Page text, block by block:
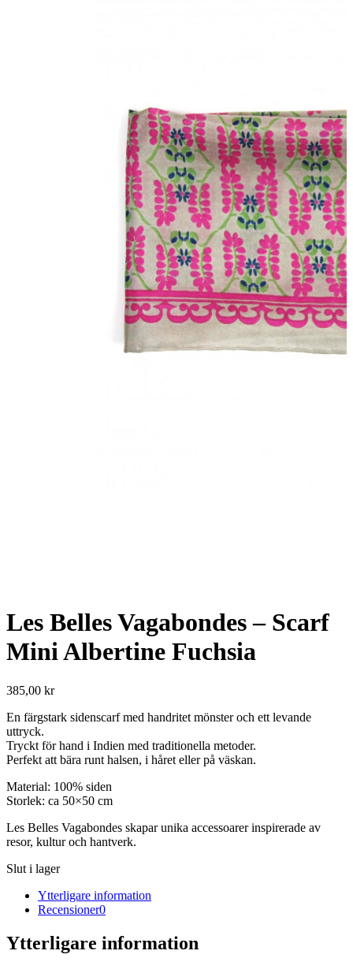
Les Belles Vagabondes – Scarf
Mini Albertine Fuchsia
385,00 kr
En färgstark sidenscarf med handritet mönster och ett levande
uttryck.
Tryckt för hand i Indien med traditionella metoder.
Perfekt att bära runt halsen, i håret eller på väskan.
Material: 100% siden
Storlek: ca 50×50 cm
Les Belles Vagabondes skapar unika accessoarer inspirerade av
resor, kultur och hantverk.
Slut i lager
Ytterligare information
Recensioner0
Ytterligare information